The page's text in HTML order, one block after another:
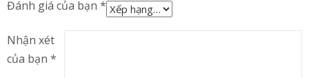
Đánh giá của bạn *
Nhận xét
của bạn *